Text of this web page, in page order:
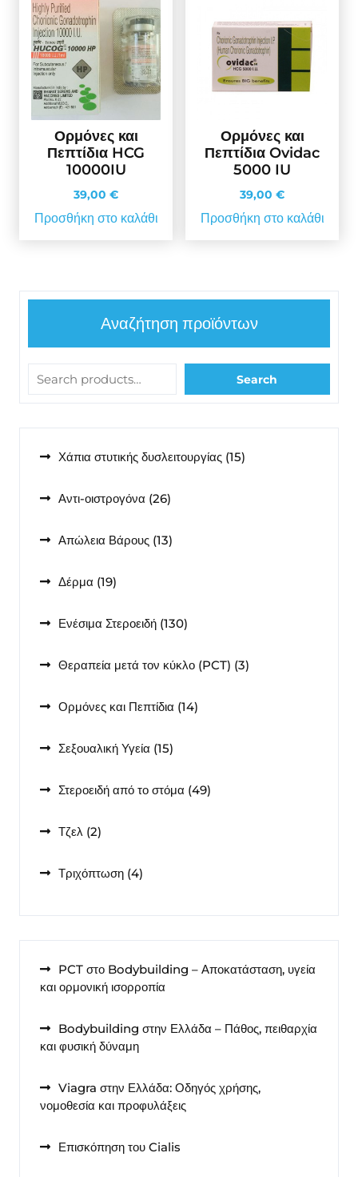
Ορμόνες και
Πεπτίδια HCG
10000IU
39,00 €
Προσθήκη στο καλάθι
Ορμόνες και
Πεπτίδια Ovidac
5000 IU
39,00 €
Προσθήκη στο καλάθι
Αναζήτηση προϊόντων
Search
Χάπια στυτικής δυσλειτουργίας 1515
Αντι-οιστρογόνα 2626
Απώλεια Βάρους 1313
Δέρμα 1919
Ενέσιμα Στεροειδή 130130
Θεραπεία μετά τον κύκλο (PCT) 33
Ορμόνες και Πεπτίδια 1414
Σεξουαλική Υγεία 1515
Στεροειδή από το στόμα 4949
Τζελ 22
Τριχόπτωση 44
PCT στο Bodybuilding – Αποκατάσταση, υγεία
και ορμονική ισορροπία
Bodybuilding στην Ελλάδα – Πάθος, πειθαρχία
και φυσική δύναμη
Viagra στην Ελλάδα: Οδηγός χρήσης,
νομοθεσία και προφυλάξεις
Επισκόπηση του Cialis